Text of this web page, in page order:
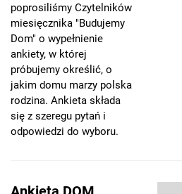
poprosiliśmy Czytelników
miesięcznika "Budujemy
Dom" o wypełnienie
ankiety, w której
próbujemy określić, o
jakim domu marzy polska
rodzina. Ankieta składa
się z szeregu pytań i
odpowiedzi do wyboru.